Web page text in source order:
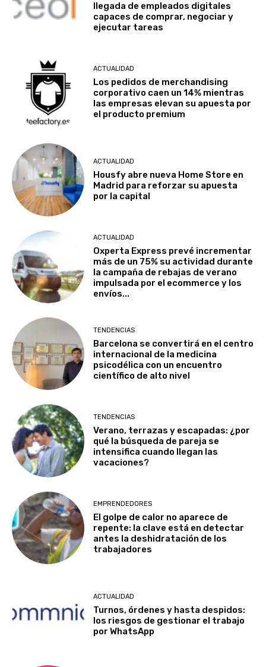
llegada de empleados digitales
capaces de comprar, negociar y
ejecutar tareas
ACTUALIDAD
Los pedidos de merchandising
corporativo caen un 14% mientras
las empresas elevan su apuesta por
el producto premium
ACTUALIDAD
Housfy abre nueva Home Store en
Madrid para reforzar su apuesta
por la capital
ACTUALIDAD
Oxperta Express prevé incrementar
más de un 75% su actividad durante
la campaña de rebajas de verano
impulsada por el ecommerce y los
envíos...
TENDENCIAS
Barcelona se convertirá en el centro
internacional de la medicina
psicodélica con un encuentro
científico de alto nivel
TENDENCIAS
Verano, terrazas y escapadas: ¿por
qué la búsqueda de pareja se
intensifica cuando llegan las
vacaciones?
EMPRENDEDORES
El golpe de calor no aparece de
repente: la clave está en detectar
antes la deshidratación de los
trabajadores
ACTUALIDAD
Turnos, órdenes y hasta despidos:
los riesgos de gestionar el trabajo
por WhatsApp